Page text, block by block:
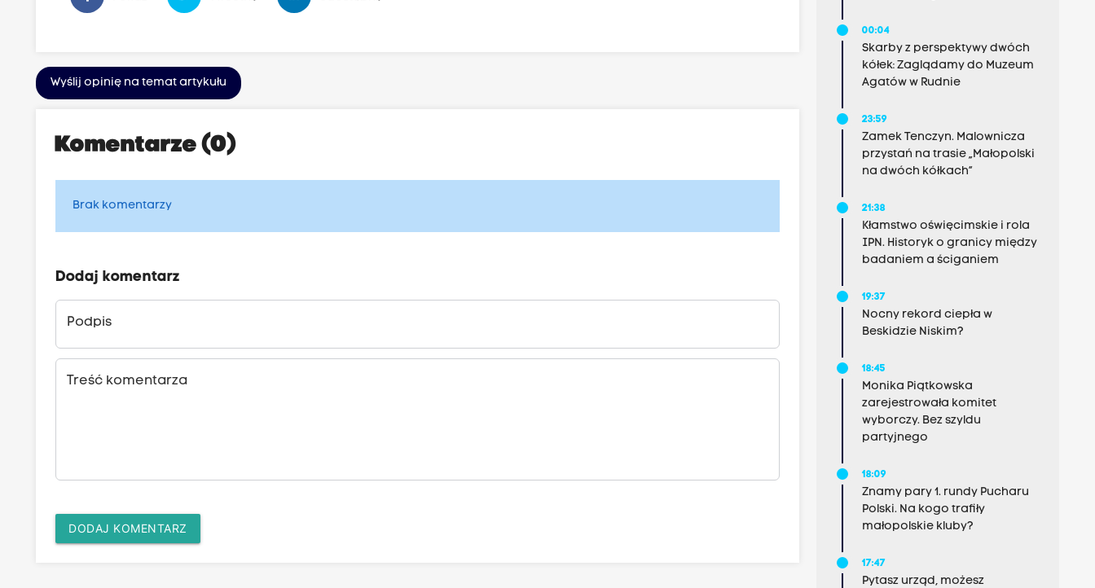
Wyślij opinię na temat artykułu
Komentarze (0)
Brak komentarzy
Dodaj komentarz
Podpis
Treść komentarza
DODAJ KOMENTARZ
00:04
Skarby z perspektywy dwóch
kółek: Zaglądamy do Muzeum
Agatów w Rudnie
23:59
Zamek Tenczyn. Malownicza
przystań na trasie „Małopolski
na dwóch kółkach”
21:38
Kłamstwo oświęcimskie i rola
IPN. Historyk o granicy między
badaniem a ściganiem
19:37
Nocny rekord ciepła w
Beskidzie Niskim?
18:45
Monika Piątkowska
zarejestrowała komitet
wyborczy. Bez szyldu
partyjnego
18:09
Znamy pary 1. rundy Pucharu
Polski. Na kogo trafiły
małopolskie kluby?
17:47
Pytasz urząd, możesz